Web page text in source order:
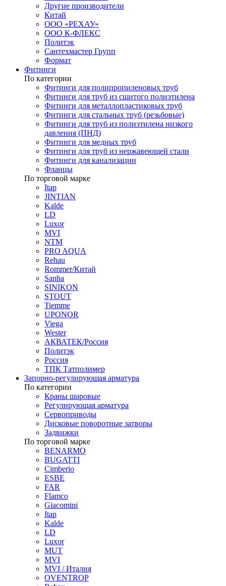
Другие производители
Китай
ООО «РЕХАУ»
ООО К-ФЛЕКС
Политэк
Сантехмастер Групп
Формат
Фитинги
По категории
Фитинги для полипропиленовых труб
Фитинги для труб из сшитого полиэтилена
Фитинги для металлопластиковых труб
Фитинги для стальных труб (резьбовые)
Фитинги для труб из полиэтилена низкого
давления (ПНД)
Фитинги для медных труб
Фитинги для труб из нержавеющей стали
Фитинги для канализации
Фланцы
По торговой марке
Itap
JINTIAN
Kalde
LD
Luxor
MVI
NTM
PRO AQUA
Rehau
Rommer/Китай
Sanha
SINIKON
STOUT
Tiemme
UPONOR
Viega
Wester
АКВАТЕК/Россия
Политэк
Россия
ТПК Татполимер
Запорно-регулирующая арматура
По категории
Краны шаровые
Регулирующая арматура
Сервоприводы
Дисковые поворотные затворы
Задвижки
По торговой марке
BENARMO
BUGATTI
Cimberio
ESBE
FAR
Flamco
Giacomini
Itap
Kalde
LD
Luxor
MUT
MVI
MVI / Италия
OVENTROP